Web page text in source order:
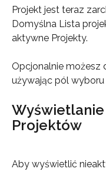
Projekt jest teraz
Domyślna Lista
aktywne Projekty.
Opcjonalnie możesz
używając pól wyboru
Projektów
Aby wyświetlić